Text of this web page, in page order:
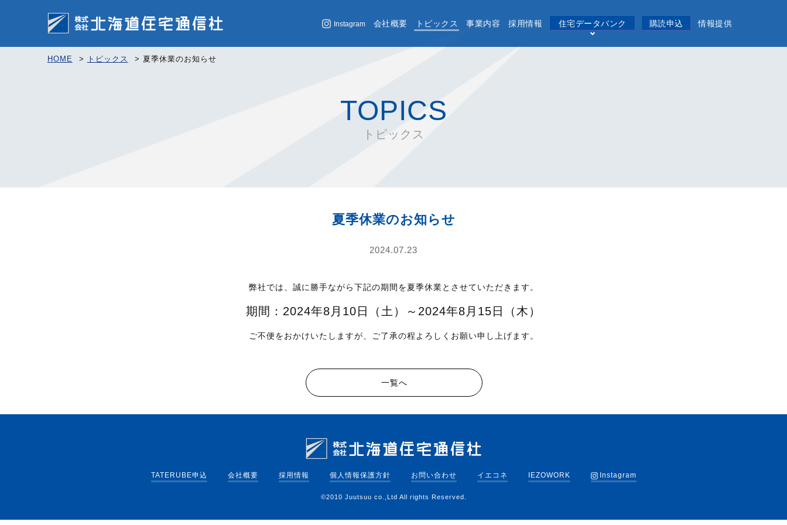
Instagram 会社概要 トピックス 事業内容 採用情報 住宅データバンク 購読申込 情報提供
TOPICS
トピックス
HOME > トピックス > 夏季休業のお知らせ
夏季休業のお知らせ
2024.07.23
弊社では、誠に勝手ながら下記の期間を夏季休業とさせていただきます。
期間：2024年8月10日（土）～2024年8月15日（木）
ご不便をおかけいたしますが、ご了承の程よろしくお願い申し上げます。
一覧へ
TATERUBE申込 会社概要 採用情報 個人情報保護方針 お問い合わせ イエコネ IEZOWORK Instagram
©2010 Juutsuu co.,Ltd All rights Reserved.